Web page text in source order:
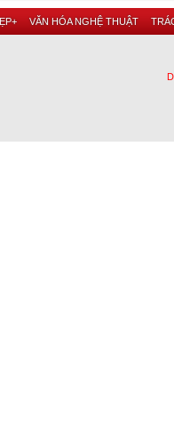
VĂN HÓA NGHỆ THUẬT